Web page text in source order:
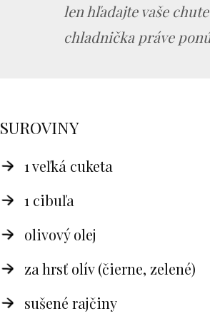
len hľadajte vaše
chladnička práve
SUROVINY
1 veľká cuketa
1 cibuľa
olivový olej
za hrsť olív (čierne, zelené)
sušené rajčiny